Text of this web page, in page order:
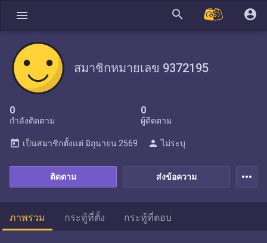
menu search account_circle
สมาชิกหมายเลข 9372195
0
กำลังติดตาม
0
ผู้ติดตาม
ส่งข้อความ
ติดตาม
today เป็นสมาชิกตั้งแต่ มิถุนายน 2569 person ไม่ระบุ
more_horiz
ภาพรวม กระทู้ที่ตั้ง กระทู้ที่ตอบ